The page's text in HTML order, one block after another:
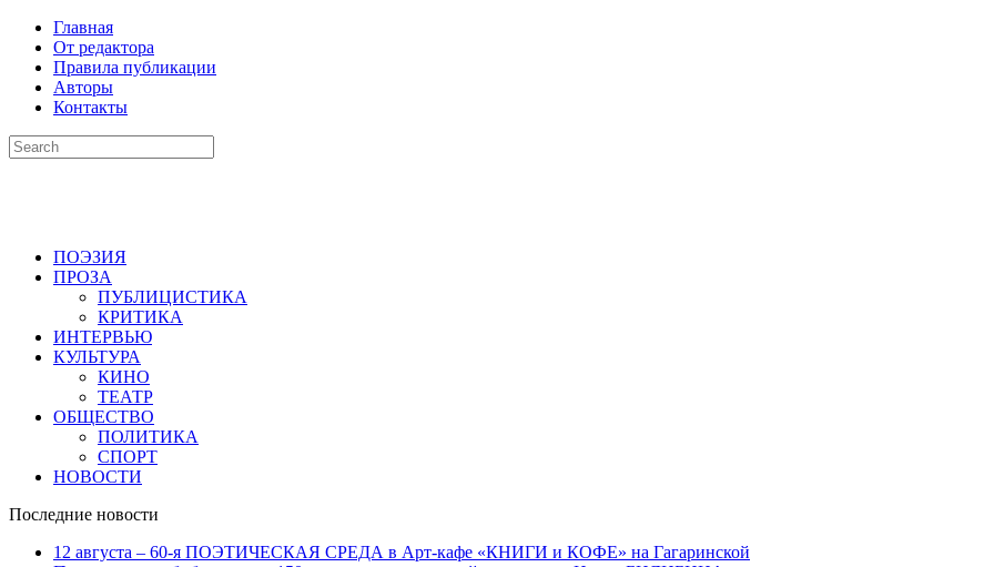
Главная
От редактора
Правила публикации
Авторы
Контакты
ПОЭЗИЯ
ПРОЗА
ПУБЛИЦИСТИКА
КРИТИКА
ИНТЕРВЬЮ
КУЛЬТУРА
КИНО
ТЕАТР
ОБЩЕСТВО
ПОЛИТИКА
СПОРТ
НОВОСТИ
Последние новости
12 августа – 60-я ПОЭТИЧЕСКАЯ СРЕДА в Арт-кафе «КНИГИ и КОФЕ» на Гагаринской